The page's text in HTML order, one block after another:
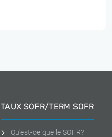
TAUX SOFR/TERM SOFR
Qu'est-ce que le SOFR?